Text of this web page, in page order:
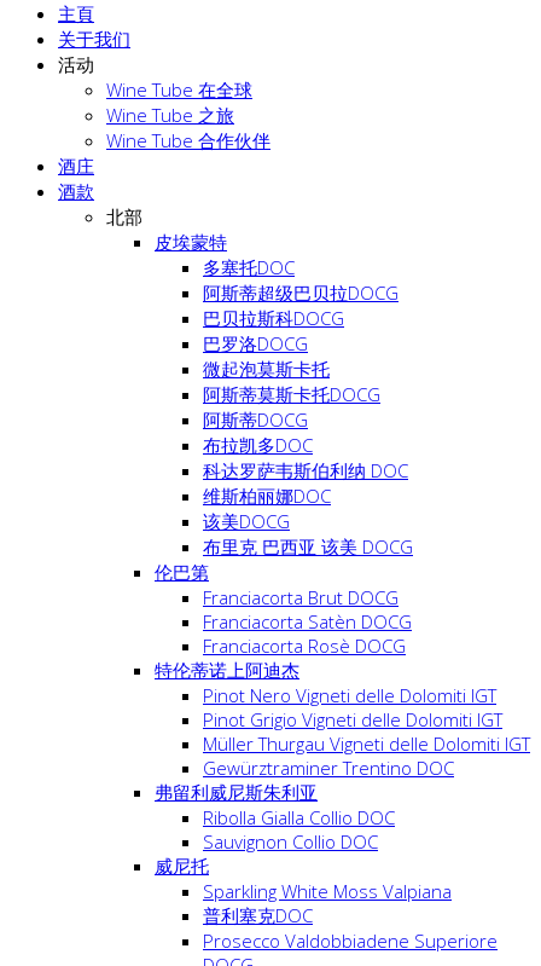
主頁
关于我们
活动
Wine Tube 在全球
Wine Tube 之旅
Wine Tube 合作伙伴
酒庄
酒款
北部
皮埃蒙特
多塞托DOC
阿斯蒂超级巴贝拉DOCG
巴贝拉斯科DOCG
巴罗洛DOCG
微起泡莫斯卡托
阿斯蒂莫斯卡托DOCG
阿斯蒂DOCG
布拉凯多DOC
科达罗萨韦斯伯利纳 DOC
维斯柏丽娜DOC
该美DOCG
布里克 巴西亚 该美 DOCG
伦巴第
Franciacorta Brut DOCG
Franciacorta Satèn DOCG
Franciacorta Rosè DOCG
特伦蒂诺上阿迪杰
Pinot Nero Vigneti delle Dolomiti IGT
Pinot Grigio Vigneti delle Dolomiti IGT
Müller Thurgau Vigneti delle Dolomiti IGT
Gewürztraminer Trentino DOC
弗留利威尼斯朱利亚
Ribolla Gialla Collio DOC
Sauvignon Collio DOC
威尼托
Sparkling White Moss Valpiana
普利塞克DOC
Prosecco Valdobbiadene Superiore